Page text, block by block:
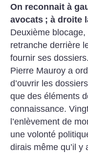
On reconnait à
avocats ; à droite
Deuxième
retranche derrière
fournir ses
Pierre Mauroy a
d’ouvrir les
que des éléments
connaissance.
l’enlèvement de
une volonté
dirais même qu’il